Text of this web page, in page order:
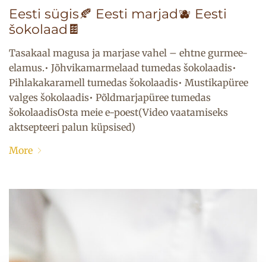
Eesti sügis🍂 Eesti marjad🫐 Eesti
šokolaad🍫
Tasakaal magusa ja marjase vahel – ehtne gurmee-
elamus.• Jõhvikamarmelaad tumedas šokolaadis•
Pihlakakaramell tumedas šokolaadis• Mustikapüree
valges šokolaadis• Põldmarjapüree tumedas
šokolaadisOsta meie e-poest(Video vaatamiseks
aktsepteeri palun küpsised)
More